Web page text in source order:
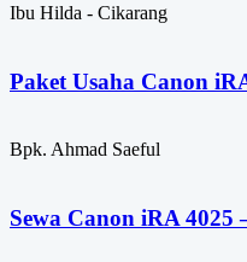
Ibu Hilda - Cikarang
Paket Usaha Canon
Bpk. Ahmad Saeful
Sewa Canon iRA 4025